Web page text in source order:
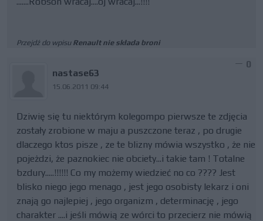
Przejdź do wpisu Renault nie składa broni
nastase63
15.06.2011 09:44
0
Dziwię się tu niektórym kolegompo pierwsze te zdjęcia
zostały zrobione w maju a puszczone teraz , po drugie
dlaczego ktos pisze , ze te blizny mówia wszystko , że nie
pojeżdzi, że paznokiec nie obciety...i takie tam ! Totalne
bzdury.....!!!!!! Co my możemy wiedzieć no co ???? Jest
blisko niego jego menago , jest jego osobisty lekarz i oni
znają go najlepiej , jego organizm , determinację , jego
charakter ....i jeśli mówią ze wórci to przecierz nie mówią